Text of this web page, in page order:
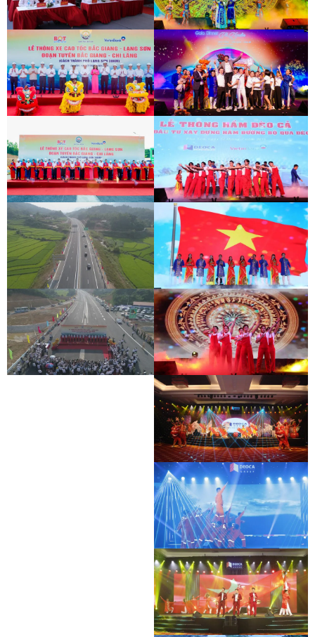
LẠNG SƠN
LỄ THÔNG XE CAO TỐC BẮC GIANG -
LẠNG SƠN
LỄ THÔNG XE CAO TỐC BẮC GIANG -
LẠNG SƠN
LỄ THÔNG XE CAO TỐC BẮC GIANG -
LẠNG SƠN
LỄ THÔNG XE CAO TỐC BẮC GIANG -
LẠNG SƠN
ĐÈO CẢ
HỘI THI TIẾNG HÁT NGƯỜI LAO ĐỘNG
ĐÈO CẢ
HOẠT ĐỘNG HỖ TRỢ ĐỘI XE CHỐNG
DỊCH
HOẠT ĐỘNG HỖ TRỢ ĐỘI XE CHỐNG
DỊCH
HOẠT ĐỘNG HỖ TRỢ ĐỘI XE CHỐNG
DỊCH
HOẠT ĐỘNG HỖ TRỢ ĐỘI XE CHỐNG
DỊCH
HOẠT ĐỘNG HỖ TRỢ ĐỘI XE CHỐNG
DỊCH
HOẠT ĐỘNG HỖ TRỢ ĐỘI XE CHỐNG
DỊCH